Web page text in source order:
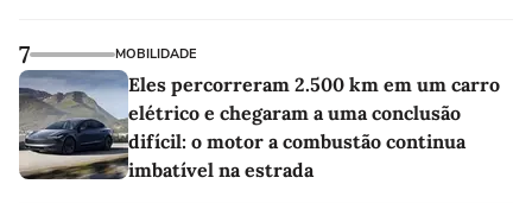
7 MOBILIDADE
Eles percorreram 2.500 km em um carro
elétrico e chegaram a uma conclusão
difícil: o motor a combustão continua
imbatível na estrada